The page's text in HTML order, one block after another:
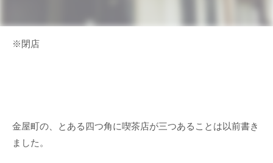
※閉店
金屋町の、とある四つ角に喫茶店が三つあることは以前書き
ました。